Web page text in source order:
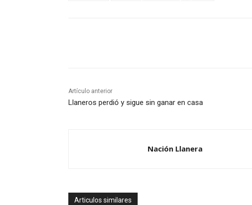
Artículo anterior
Llaneros perdió y sigue sin ganar en casa
Nación Llanera
Articulos similares